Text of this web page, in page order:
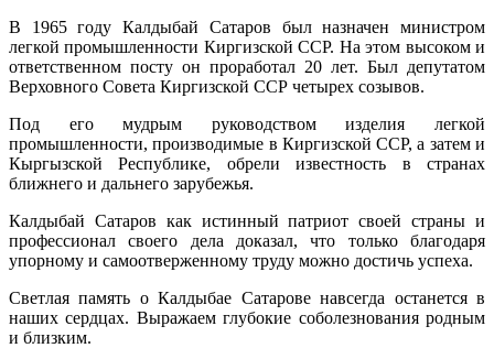
В 1965 году Калдыбай Сатаров был назначен министром
легкой промышленности Киргизской ССР. На этом высоком и
ответственном посту он проработал 20 лет. Был депутатом
Верховного Совета Киргизской ССР четырех созывов.
Под его мудрым руководством изделия легкой
промышленности, производимые в Киргизской ССР, а затем и
Кыргызской Республике, обрели известность в странах
ближнего и дальнего зарубежья.
Калдыбай Сатаров как истинный патриот своей страны и
профессионал своего дела доказал, что только благодаря
упорному и самоотверженному труду можно достичь успеха.
Светлая память о Калдыбае Сатарове навсегда останется в
наших сердцах. Выражаем глубокие соболезнования родным
и близким.